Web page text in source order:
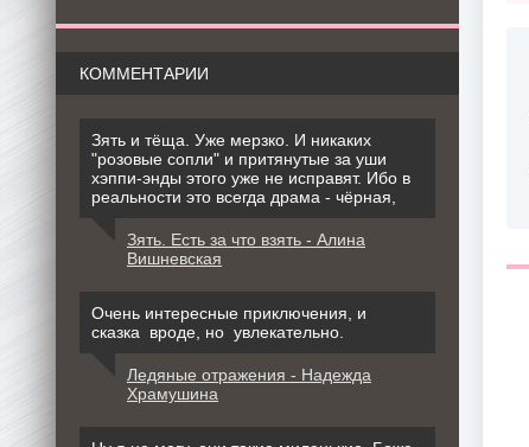
КОММЕНТАРИИ
Зять и тёща. Уже мерзко. И никаких
"розовые сопли" и притянутые за уши
хэппи-энды этого уже не исправят. Ибо в
реальности это всегда драма - чёрная,
Зять. Есть за что взять - Алина
Вишневская
Очень интересные приключения, и
сказка вроде, но увлекательно.
Ледяные отражения - Надежда
Храмушина